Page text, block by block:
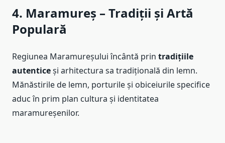
4. Maramureș – Tradiții și Artă
Populară
Regiunea Maramureșului încântă prin tradițiile
autenticeși arhitectura sa tradițională din lemn.
Mănăstirile de lemn, porturile și obiceiurile specifice
aduc în prim plan cultura și identitatea
maramureșenilor.